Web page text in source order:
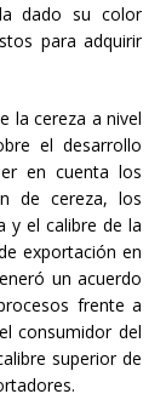
dado su color
para adquirir
la cereza a nivel
el desarrollo
en cuenta los
de cereza, los
y el calibre de la
exportación en
un acuerdo
frente a
consumidor del
superior de